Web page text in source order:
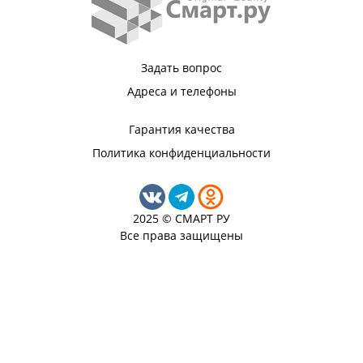
Задать вопрос
Адреса и телефоны
Гарантия качества
Политика конфиденциальности
2025 © СМАРТ РУ
Все права защищены